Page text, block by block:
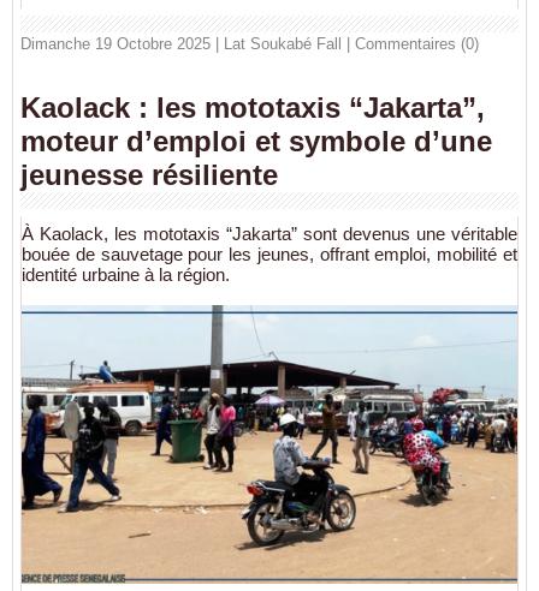
Dimanche 19 Octobre 2025 | Lat Soukabé Fall Commentaires (0)
Kaolack : les mototaxis “Jakarta”,
moteur d’emploi et symbole d’une
jeunesse résiliente
À Kaolack, les mototaxis “Jakarta” sont devenus une véritable
bouée de sauvetage pour les jeunes, offrant emploi, mobilité et
identité urbaine à la région.